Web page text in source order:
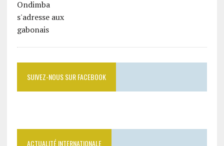
SUIVEZ-NOUS SUR FACEBOOK
ACTUALITÉ INTERNATIONALE